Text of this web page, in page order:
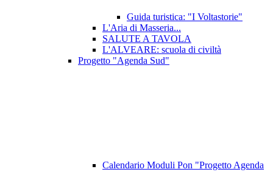
Guida turistica: "I Voltastorie"
L'Aria di Masseria...
SALUTE A TAVOLA
L'ALVEARE: scuola di civiltà
Progetto "Agenda Sud"
Calendario Moduli Pon "Progetto Agenda